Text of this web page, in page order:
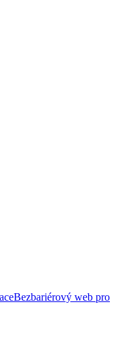
Bezbariérový web pro